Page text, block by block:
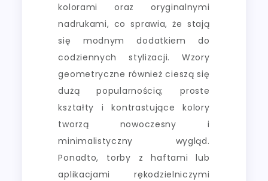
kolorami oraz oryginalnymi
nadrukami, co sprawia, że stają
się modnym dodatkiem do
codziennych stylizacji. Wzory
geometryczne również cieszą się
dużą popularnością; proste
kształty i kontrastujące kolory
tworzą nowoczesny i
minimalistyczny wygląd.
Ponadto, torby z haftami lub
aplikacjami rękodzielniczymi